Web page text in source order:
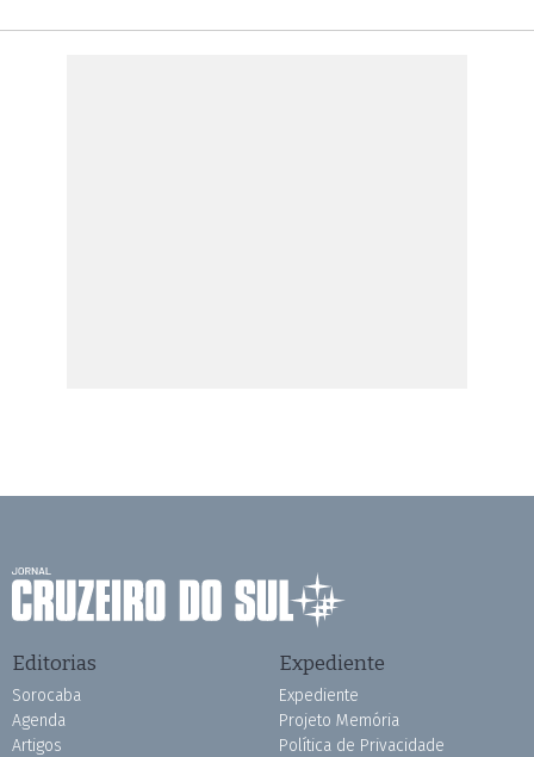
Editorias
Sorocaba
Agenda
Artigos
Expediente
Expediente
Projeto Memória
Política de Privacidade